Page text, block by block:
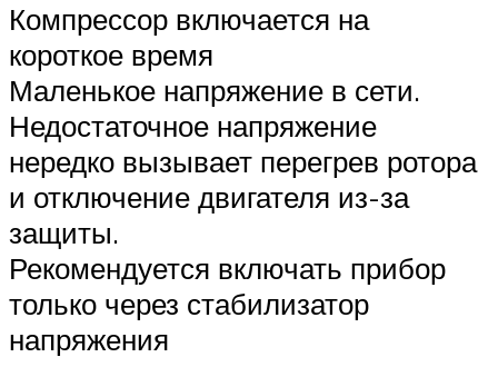
Компрессор включается на
короткое время
Маленькое напряжение в сети.
Недостаточное напряжение
нередко вызывает перегрев ротора
и отключение двигателя из-за
защиты.
Рекомендуется включать прибор
только через стабилизатор
напряжения